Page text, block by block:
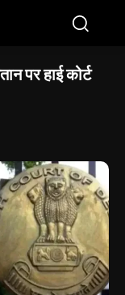
पर हाई कोर्ट